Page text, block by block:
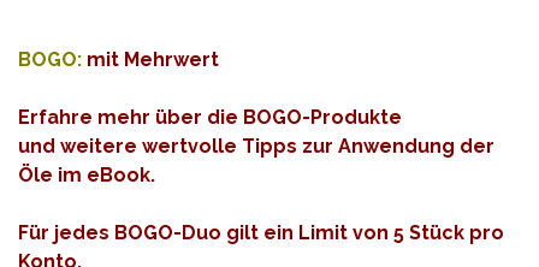
BOGO: mit Mehrwert
Erfahre mehr über die BOGO-Produkte
und weitere wertvolle Tipps zur Anwendung der
Öle im eBook.
Für jedes BOGO-Duo gilt ein Limit von 5 Stück pro
Konto.